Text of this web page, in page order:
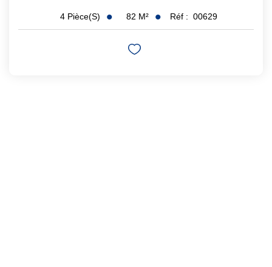
4 Pièce(s) 82 M² Réf : 00629